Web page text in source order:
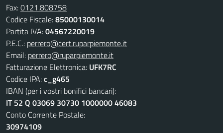
Fax:0121.808758
Codice Fiscale:85000130014
Partita IVA:04567220019
P.E.C.: perrero@cert.ruparpiemonte.it
Email: perrero@ruparpiemonte.it
Fatturazione Elettronica: UFK7RC
Codice IPA:c_g465
IBAN (per i vostri bonifici bancari):
IT 52 Q 03069 30730 1000000 46083
Conto Corrente Postale:
30974109